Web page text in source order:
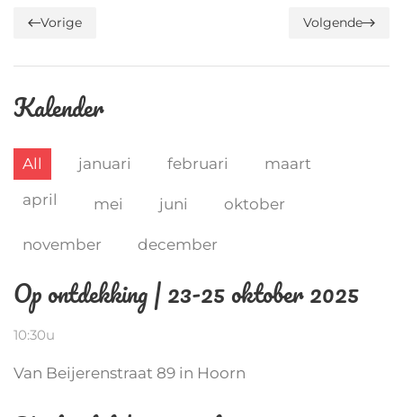
Vorige Volgende
Kalender
All januari februari
maart
april
mei juni oktober
november december
Op ontdekking | 23-25 oktober 2025
10:30u
Van Beijerenstraat 89 in Hoorn